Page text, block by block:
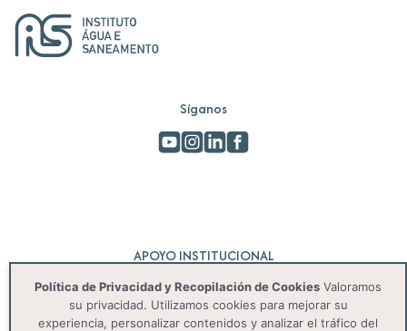
Síganos
APOYO INSTITUCIONAL
Política de Privacidad y Recopilación de Cookies Valoramos
su privacidad. Utilizamos cookies para mejorar su
experiencia, personalizar contenidos y analizar el tráfico del